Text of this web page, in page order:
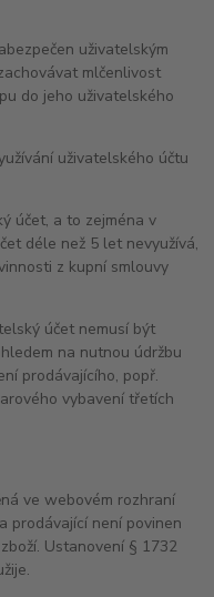
uživatelským
mlčenlivost
do jeho uživatelského
uživatelského účtu
účet, a to zejména v
déle než 5 let nevyužívá,
z kupní smlouvy
účet nemusí být
na nutnou údržbu
prodávajícího, popř.
vybavení třetích
ve webovém rozhraní
prodávající není povinen
Ustanovení § 1732